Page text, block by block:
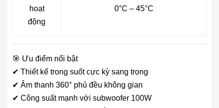
hoạt
động
0°C – 45°C
🎯 Ưu điểm nổi bật
✔ Thiết kế trong suốt cực kỳ sang trọng
✔ Âm thanh 360° phủ đều không gian
✔ Công suất mạnh với subwoofer 100W